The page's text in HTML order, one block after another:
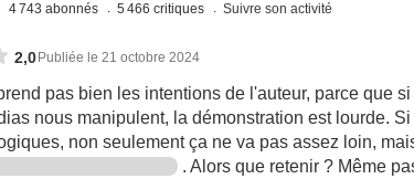
4 743 abonnés 5 466 critiques Suivre son activité
2,0 Publiée le 21 octobre 2024
pas bien les intentions de l'auteur, parce que
nous manipulent, la démonstration est lourde.
non seulement ça ne va pas assez loin,
. Alors que retenir ? Même